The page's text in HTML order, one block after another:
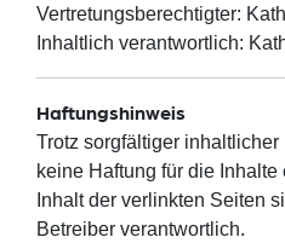
Vertretungsberechtigter:
Inhaltlich verantwortlich:
Haftungshinweis
Trotz sorgfältiger
keine Haftung für die
Inhalt der verlinkten Seiten
Betreiber verantwortlich.